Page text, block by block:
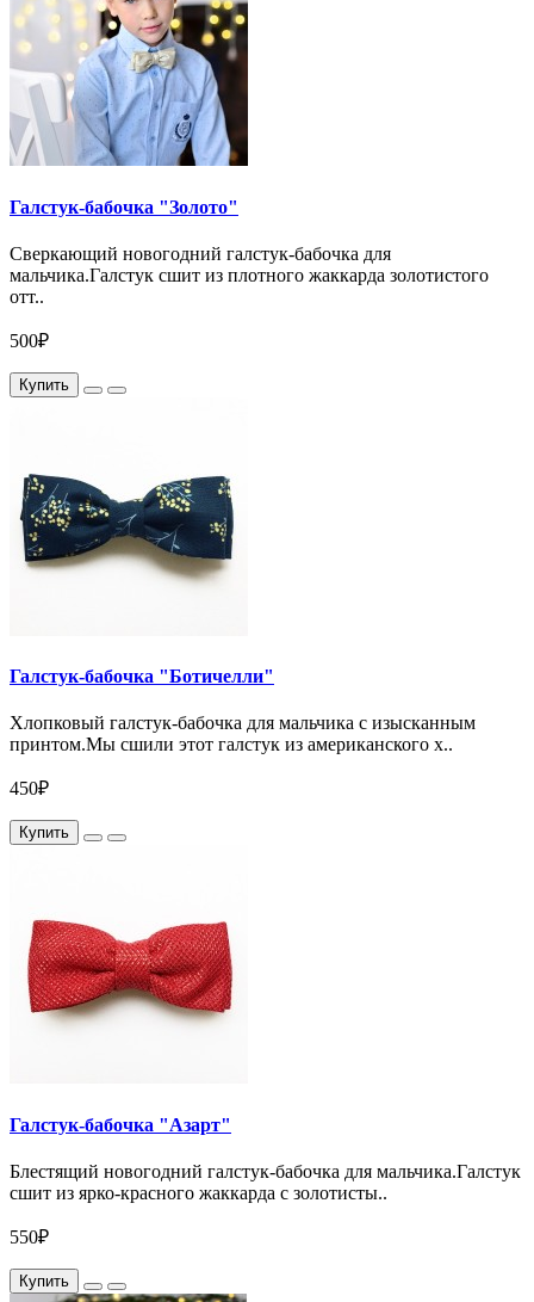
Галстук-бабочка "Золото"
Сверкающий новогодний галстук-бабочка для
мальчика.Галстук сшит из плотного жаккарда золотистого
отт..
500₽
Купить
Галстук-бабочка "Ботичелли"
Хлопковый галстук-бабочка для мальчика с изысканным
принтом.Мы сшили этот галстук из американского х..
450₽
Купить
Галстук-бабочка "Азарт"
Блестящий новогодний галстук-бабочка для мальчика.Галстук
сшит из ярко-красного жаккарда с золотисты..
550₽
Купить